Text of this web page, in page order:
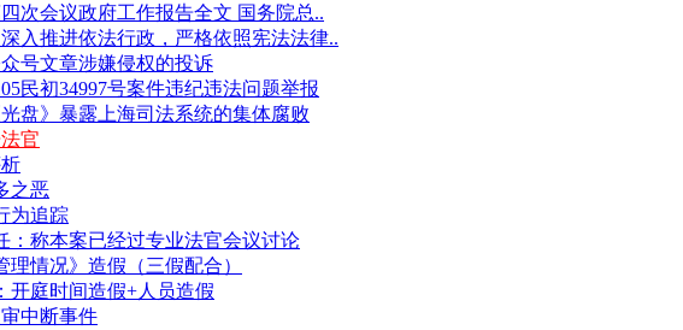
次会议政府工作报告全文 国务院总..
入推进依法行政，严格依照宪法法律..
号文章涉嫌侵权的投诉
民初34997号案件违纪违法问题举报
盘》暴露上海司法系统的集体腐败
官
之恶
为追踪
：称本案已经过专业法官会议讨论
情况》造假（三假配合）
开庭时间造假+人员造假
中断事件